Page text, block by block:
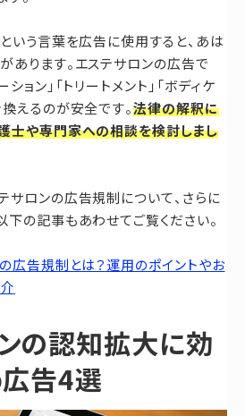
いう言葉を広告に使用すると、あは
あります。エステサロンの広告で
ョン」「トリートメント」「ボディケ
えるのが安全です。法律の解釈に
士や専門家への相談を検討しまし
サロンの広告規制について、さらに
の記事もあわせてご覧ください。
広告規制とは？運用のポイントやお
の認知拡大に効
告4選